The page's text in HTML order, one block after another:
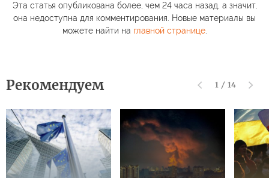
Эта статья опубликована более, чем 24 часа назад, а значит,
она недоступна для комментирования. Новые материалы вы
можете найти на главной странице.
Рекомендуем 1 / 14